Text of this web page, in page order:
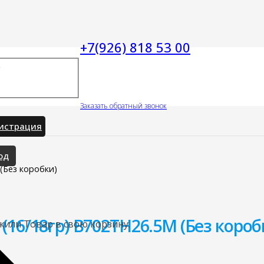
+7(926) 818 53 00
Заказать обратный звонок
Товарв свою корзину.
коробки)
18гр) B702TH26.5M (Без